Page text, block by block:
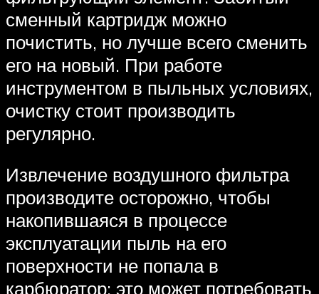
сменный картридж можно
почистить, но лучше всего сменить
его на новый. При работе
инструментом в пыльных условиях,
очистку стоит производить
регулярно.
Извлечение воздушного фильтра
производите осторожно, чтобы
накопившаяся в процессе
эксплуатации пыль на его
поверхности не попала в
карбюратор: это может потребовать